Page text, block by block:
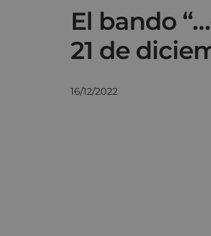
El bando
21 de
16/12/2022